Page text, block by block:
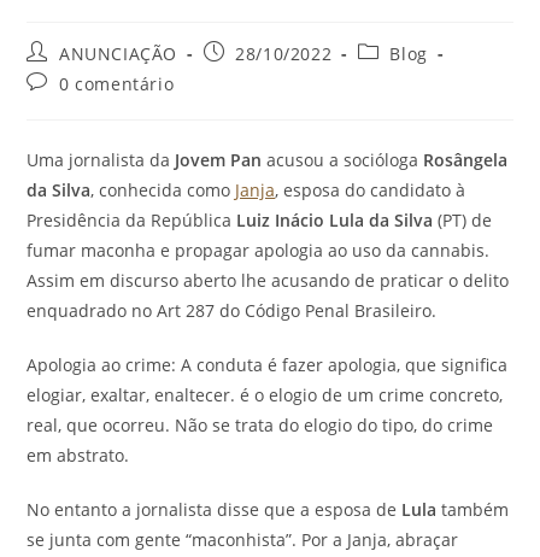
ANUNCIAÇÃO 28/10/2022
Blog
0 comentário
Uma jornalista da Jovem Pan acusou a socióloga Rosângela
da Silva, conhecida como Janja, esposa do candidato à
Presidência da República Luiz Inácio Lula da Silva (PT) de
fumar maconha e propagar apologia ao uso da cannabis.
Assim em discurso aberto lhe acusando de praticar o delito
enquadrado no Art 287 do Código Penal Brasileiro.
Apologia ao crime: A conduta é fazer apologia, que significa
elogiar, exaltar, enaltecer. é o elogio de um crime concreto,
real, que ocorreu. Não se trata do elogio do tipo, do crime
em abstrato.
No entanto a jornalista disse que a esposa de Lula também
se junta com gente “maconhista”. Por a Janja, abraçar